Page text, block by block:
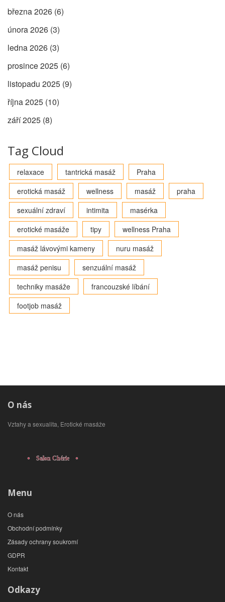
března 2026 (6)
února 2026 (3)
ledna 2026 (3)
prosince 2025 (6)
listopadu 2025 (9)
října 2025 (10)
září 2025 (8)
Tag Cloud
relaxace tantrická masáž
Praha
erotická masáž
wellness masáž
praha
sexuální zdraví
intimita
masérka
erotické masáže
tipy
wellness Praha
masáž lávovými kameny
nuru masáž
masáž penisu
senzuální masáž
techniky masáže
francouzské líbání
footjob masáž
O nás
Vztahy a sexualita, Erotické masáže
Menu
O nás
Obchodní podmínky
Zásady ochrany soukromí
GDPR
Kontakt
Odkazy